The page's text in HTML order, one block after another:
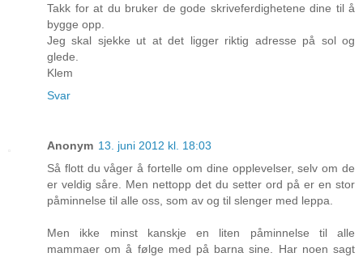
Takk for at du bruker de gode skriveferdighetene dine til å
bygge opp.
Jeg skal sjekke ut at det ligger riktig adresse på sol og
glede.
Klem
Svar
Anonym 13. juni 2012 kl. 18:03
Så flott du våger å fortelle om dine opplevelser, selv om de
er veldig såre. Men nettopp det du setter ord på er en stor
påminnelse til alle oss, som av og til slenger med leppa.
Men ikke minst kanskje en liten påminnelse til alle
mammaer om å følge med på barna sine. Har noen sagt